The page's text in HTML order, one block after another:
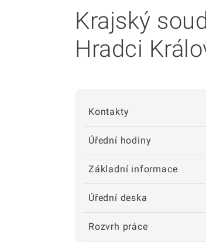
Krajský
Hradci
Kontakty
Úřední hodiny
Základní informace
Úřední deska
Rozvrh práce